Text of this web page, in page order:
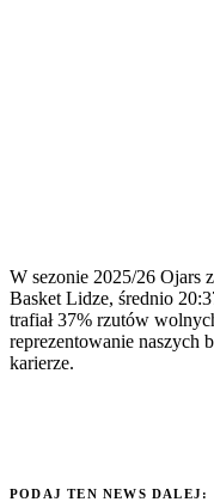
W sezonie 2025/26 Ojars
Basket Lidze, średnio
trafiał 37% rzutów
reprezentowanie naszych
karierze.
PODAJ TEN NEWS DALEJ: